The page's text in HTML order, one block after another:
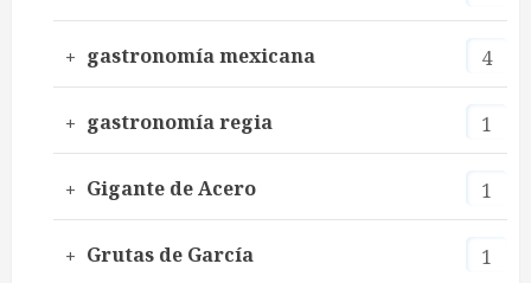
gastronomía mexicana 4
gastronomía regia 1
Gigante de Acero 1
Grutas de García 1